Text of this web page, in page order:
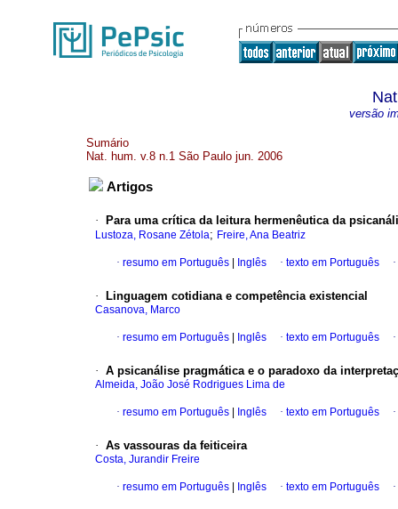
versão
Sumário
Nat. hum. v.8 n.1 São Paulo jun. 2006
Artigos
· Para uma crítica da leitura hermenêutica da
Lustoza, Rosane Zétola; Freire, Ana Beatriz
· resumo em Português Inglês · texto em Português ·
· Linguagem cotidiana e competência existencial
Casanova, Marco
· resumo em Português Inglês · texto em Português ·
· A psicanálise pragmática e o paradoxo da
Almeida, João José Rodrigues Lima de
· resumo em Português Inglês · texto em Português ·
· As vassouras da feiticeira
Costa, Jurandir Freire
· resumo em Português Inglês · texto em Português ·